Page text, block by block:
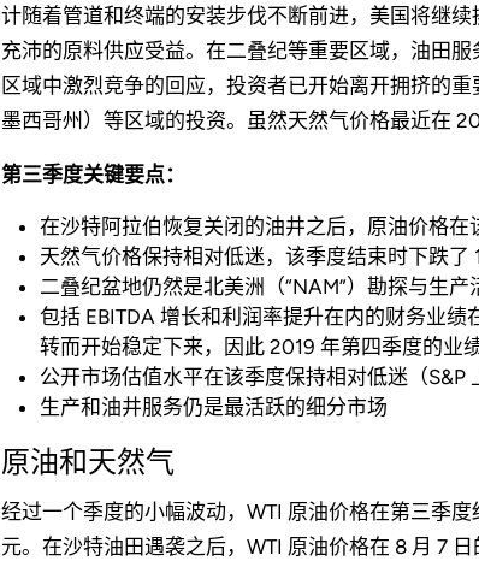
计随着管道和终端的安装步伐不断前进，美国将继
充沛的原料供应受益。在二叠纪等重要区域，油田
区域中激烈竞争的回应，投资者已开始离开拥挤的
墨西哥州）等区域的投资。虽然天然气价格最近在
第三季度关键要点：
在沙特阿拉伯恢复关闭的油井之后，原油价格
天然气价格保持相对低迷，该季度结束时下跌了
二叠纪盆地仍然是北美洲（“NAM”）勘探与生产
包括 EBITDA 增长和利润率提升在内的财务业绩
转而开始稳定下来，因此 2019 年第四季度的业
公开市场估值水平在该季度保持相对低迷（S&P
生产和油井服务仍是最活跃的细分市场
原油和天然气
经过一个季度的小幅波动，WTI 原油价格在第三季
元。在沙特油田遇袭之后，WTI 原油价格在 8 月 7